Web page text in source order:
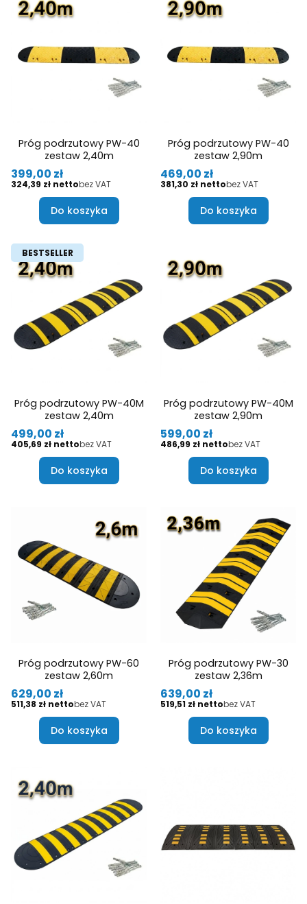
Próg podrzutowy PW-40
zestaw 2,40m
Cena
399,00 zł
Cena
324,39 zł bez VAT
Do koszyka
Próg podrzutowy PW-40
zestaw 2,90m
Cena
469,00 zł
Cena
381,30 zł bez VAT
Do koszyka
BESTSELLER
Próg podrzutowy PW-40M
zestaw 2,40m
Cena
499,00 zł
Cena
405,69 zł bez VAT
Do koszyka
Próg podrzutowy PW-40M
zestaw 2,90m
Cena
599,00 zł
Cena
486,99 zł bez VAT
Do koszyka
Próg podrzutowy PW-60
zestaw 2,60m
Cena
629,00 zł
Cena
511,38 zł bez VAT
Do koszyka
Próg podrzutowy PW-30
zestaw 2,36m
Cena
639,00 zł
Cena
519,51 zł bez VAT
Do koszyka